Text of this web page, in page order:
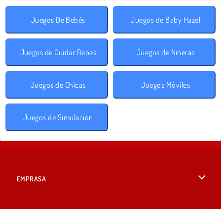
Juegos De Bebés Juegos de Baby Hazel
Juegos de Cuidar Bebés Juegos de Niñeras
Juegos de Chicas Juegos Móviles
Juegos de Simulación
EMPRASA